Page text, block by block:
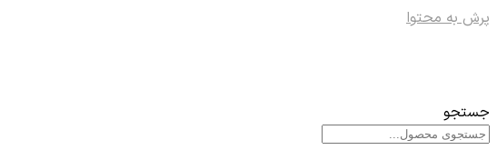
پرش به محتوا
جستجو